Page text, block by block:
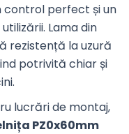
perfect și un
Lama din
rezistență la uzură
potrivită chiar și
lucrări de montaj,
PZ0x60mm